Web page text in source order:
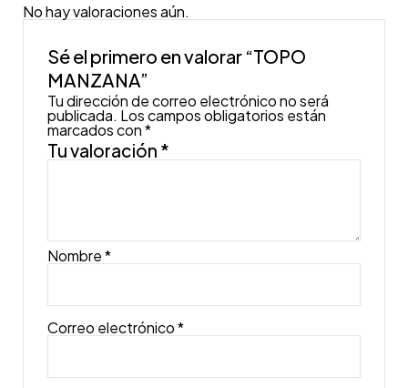
No hay valoraciones aún.
Sé el primero en valorar “TOPO
MANZANA”
Tu dirección de correo electrónico no será
publicada. Los campos obligatorios están
marcados con*
Tu valoración *
Nombre*
Correo electrónico*